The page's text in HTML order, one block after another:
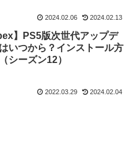
2024.02.06 2024.02.13
】PS5版次世代アップデ
いつから？インストール方
シーズン12）
2022.03.29 2024.02.04